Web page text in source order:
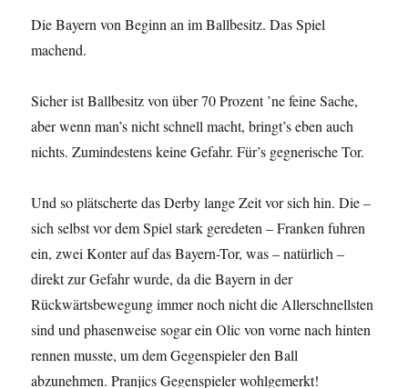
Die Bayern von Beginn an im Ballbesitz. Das Spiel
machend.
Sicher ist Ballbesitz von über 70 Prozent ’ne feine Sache,
aber wenn man’s nicht schnell macht, bringt’s eben auch
nichts. Zumindestens keine Gefahr. Für’s gegnerische Tor.
Und so plätscherte das Derby lange Zeit vor sich hin. Die –
sich selbst vor dem Spiel stark geredeten – Franken fuhren
ein, zwei Konter auf das Bayern-Tor, was – natürlich –
direkt zur Gefahr wurde, da die Bayern in der
Rückwärtsbewegung immer noch nicht die Allerschnellsten
sind und phasenweise sogar ein Olic von vorne nach hinten
rennen musste, um dem Gegenspieler den Ball
abzunehmen. Pranjics Gegenspieler wohlgemerkt!